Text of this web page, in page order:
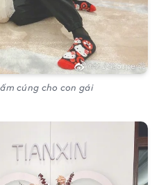
cúng cho con gái